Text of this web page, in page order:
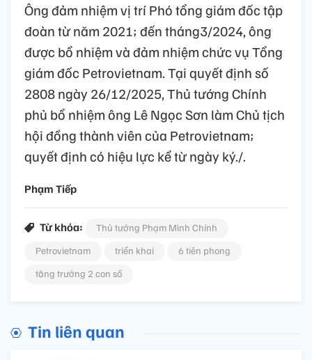
Ông đảm nhiệm vị trí Phó tổng giám đốc tập
đoàn từ năm 2021; đến tháng3/2024, ông
được bổ nhiệm và đảm nhiệm chức vụ Tổng
giám đốc Petrovietnam. Tại quyết định số
2808 ngày 26/12/2025, Thủ tướng Chính
phủ bổ nhiệm ông Lê Ngọc Sơn làm Chủ tịch
hội đồng thành viên của Petrovietnam;
quyết định có hiệu lực kể từ ngày ký./.
Phạm Tiếp
Từ khóa:
Thủ tướng Phạm Minh Chính
Petrovietnam
triển khai
6 tiên phong
tăng trưởng 2 con số
Tin liên quan